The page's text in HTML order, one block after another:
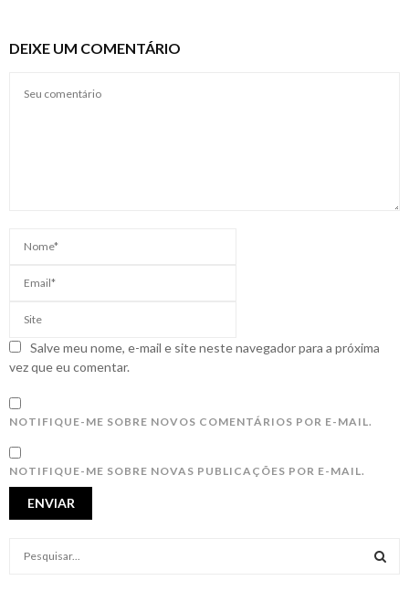
DEIXE UM COMENTÁRIO
Salve meu nome, e-mail e site neste navegador para a próxima
vez que eu comentar.
NOTIFIQUE-ME SOBRE NOVOS COMENTÁRIOS POR E-MAIL.
NOTIFIQUE-ME SOBRE NOVAS PUBLICAÇÕES POR E-MAIL.